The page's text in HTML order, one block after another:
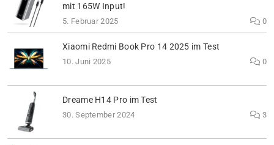
mit 165W Input!
5. Februar 2025 0
Xiaomi Redmi Book Pro 14 2025 im Test
10. Juni 2025 0
Dreame H14 Pro im Test
30. September 2024 3